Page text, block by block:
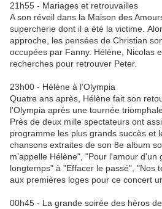
21h55 - Mariages et retrouvailles
A son réveil dans la Maison des
supercherie dont il a été la victime.
approche, les pensées de Christian
occupées par Fanny. Hélène, Nicolas
recherches pour retrouver Peter.
23h00 - Hélène à l’Olympia
Quatre ans après, Hélène fait son
l'Olympia après une tournée
Près de deux mille spectateurs ont
programme les plus grands succès et
chansons extraites de son 8e album
m'appelle Hélène", "Pour l'amour d'un
longtemps" à "Effacer le passé", "Nos
aux premières loges pour ce concert
00h45 - La grande soirée des héros